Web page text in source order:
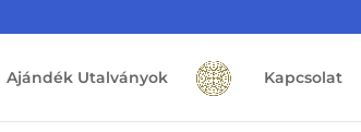
Ajándék Utalványok Kapcsolat